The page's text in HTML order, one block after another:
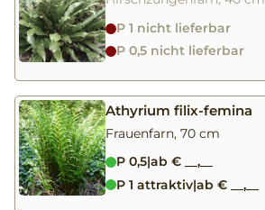
P 1 nicht lieferbar
P 0,5 nicht lieferbar
Athyrium filix-femina
Frauenfarn, 70 cm
P 0,5|ab € __,__
P 1 attraktiv|ab € __,__